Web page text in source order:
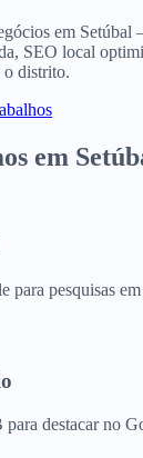
em
SEO local
o distrito.
em
para pesquisas
destacar no